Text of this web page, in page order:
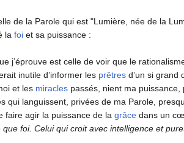
de la Parole qui est "Lumière, née de la
la foi et sa puissance :
j’éprouve est celle de voir que le
inutile d’informer les prêtres d’un si grand
et les miracles passés, nient ma puissance,
qui languissent, privées de ma Parole,
faire agir la puissance de la grâce dans un
foi. Celui qui croit avec intelligence et